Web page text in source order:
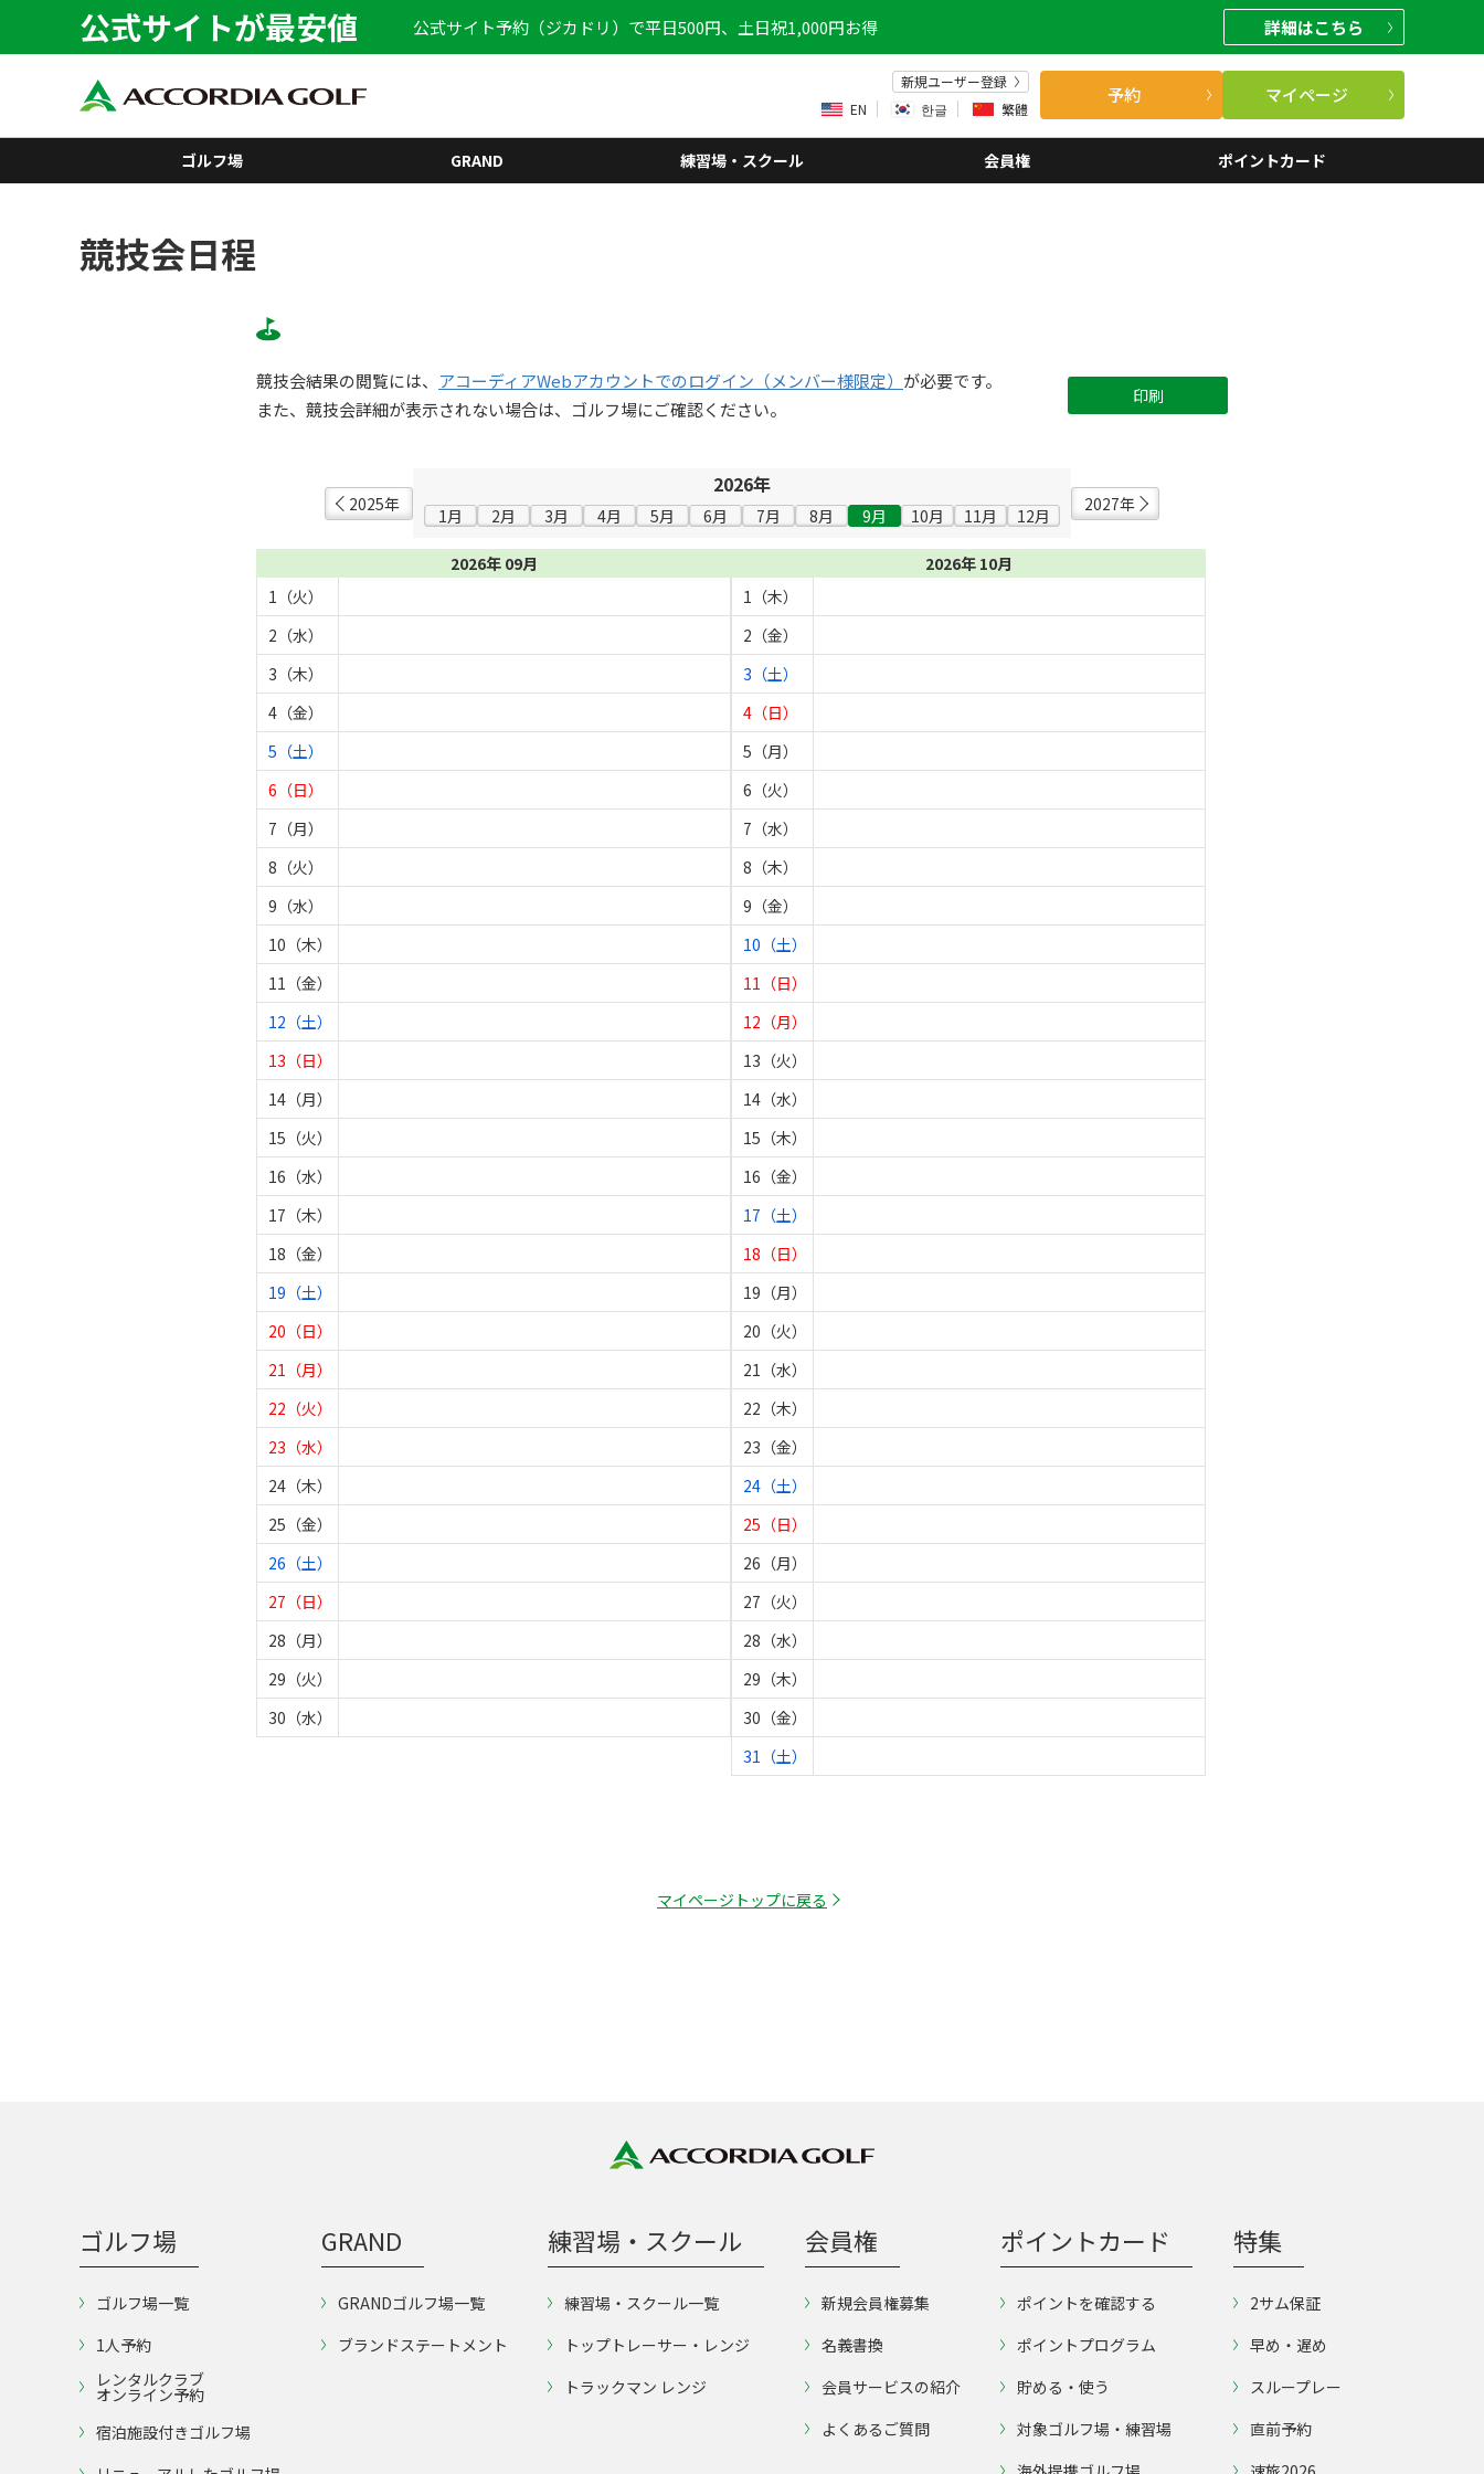
公式サイトが最安値 公式サイト予約（ジカドリ）で平日500円、土日祝1,000円お得 詳細はこちら
新規ユーザー登録
EN
한글 繁體
予約 マイページ
ゴルフ場 GRAND 練習場・スクール 会員権 ポイントカード
競技会日程
競技会結果の閲覧には、 アコーディアWebアカウントでのログイン（メンバー様限定） が必要です。
また、競技会詳細が表示されない場合は、ゴルフ場にご確認ください。
印刷
2025年
2026年
1月 2月 3月 4月 5月 6月 7月 8月 9月 10月 11月 12月
2027年
2026年 09月
1（火）
2（水）
3（木）
4（金）
5（土）
6（日）
7（月）
8（火）
9（水）
10（木）
11（金）
12（土）
13（日）
14（月）
15（火）
16（水）
17（木）
18（金）
19（土）
20（日）
21（月）
22（火）
23（水）
24（木）
25（金）
26（土）
27（日）
28（月）
29（火）
30（水）
2026年 10月
1（木）
2（金）
3（土）
4（日）
5（月）
6（火）
7（水）
8（木）
9（金）
10（土）
11（日）
12（月）
13（火）
14（水）
15（木）
16（金）
17（土）
18（日）
19（月）
20（火）
21（水）
22（木）
23（金）
24（土）
25（日）
26（月）
27（火）
28（水）
29（木）
30（金）
31（土）
マイページトップに戻る
ゴルフ場
ゴルフ場一覧
1人予約
レンタルクラブ
オンライン予約
宿泊施設付きゴルフ場
GRAND
GRANDゴルフ場一覧
ブランドステートメント
練習場・スクール
練習場・スクール一覧
トップトレーサー・レンジ
トラックマン レンジ
会員権
新規会員権募集
名義書換
会員サービスの紹介
よくあるご質問
ポイントカード
ポイントを確認する
ポイントプログラム
貯める・使う
対象ゴルフ場・練習場
特集
2サム保証
早め・遅め
スループレー
直前予約